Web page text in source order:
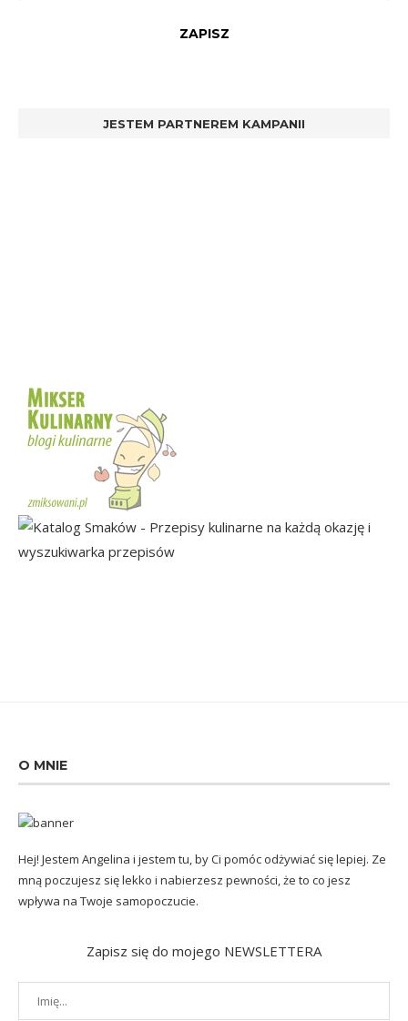
JESTEM PARTNEREM KAMPANII
O MNIE
Hej! Jestem Angelina i jestem tu, by Ci pomóc odżywiać się lepiej. Ze
mną poczujesz się lekko i nabierzesz pewności, że to co jesz
wpływa na Twoje samopoczucie.
Zapisz się do mojego NEWSLETTERA